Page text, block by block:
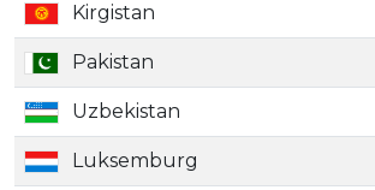
Kirgistan
Pakistan
Uzbekistan
Luksemburg